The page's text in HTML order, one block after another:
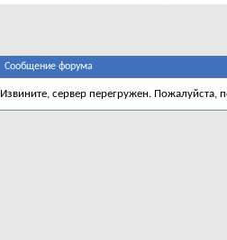
Сообщение форума
Извините, сервер перегружен. Пожалуйста,